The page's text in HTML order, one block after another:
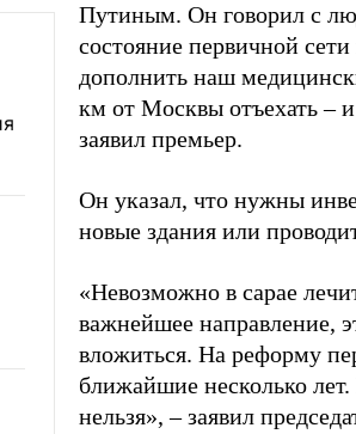
Путиным. Он говорил с
состояние первичной
дополнить наш
км от Москвы отъехать –
заявил премьер.
Он указал, что нужны
новые здания или
«Невозможно в сарае
важнейшее направление,
вложиться. На реформу
ближайшие несколько
нельзя», – заявил